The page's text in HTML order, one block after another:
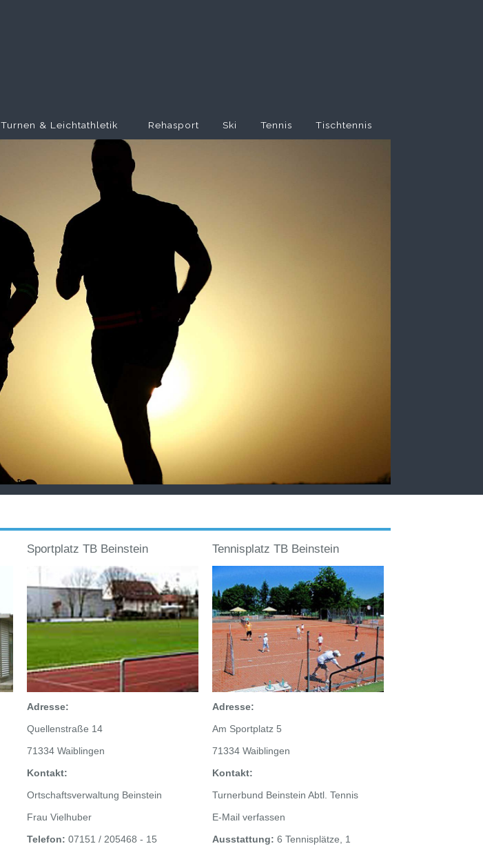
Turnen & Leichtathletik Rehasport Ski Tennis Tischtennis
Sportplatz TB Beinstein
Adresse:
Quellenstraße 14
71334 Waiblingen
Kontakt:
Ortschaftsverwaltung Beinstein
Frau Vielhuber
Telefon: 07151 / 205468 - 15
Tennisplatz TB Beinstein
Adresse:
Am Sportplatz 5
71334 Waiblingen
Kontakt:
Turnerbund Beinstein Abtl. Tennis
E-Mail verfassen
Ausstattung: 6 Tennisplätze, 1